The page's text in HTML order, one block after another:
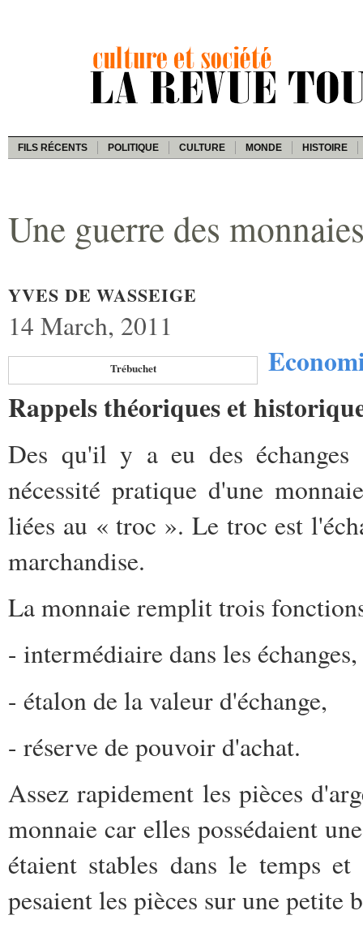
FILS RÉCENTS POLITIQUE CULTURE MONDE HISTOIRE
Une guerre des
YVES DE WASSEIGE
14 March, 2011
Trébuchet
Rappels théoriques et
Des qu'il y a eu des
nécessité pratique d'une
liées au « troc ». Le troc est
marchandise.
La monnaie remplit trois
- intermédiaire dans les échanges,
- étalon de la valeur d'échange,
- réserve de pouvoir d'achat.
Assez rapidement les pièces
monnaie car elles possédaient
étaient stables dans le temps
pesaient les pièces sur une petite